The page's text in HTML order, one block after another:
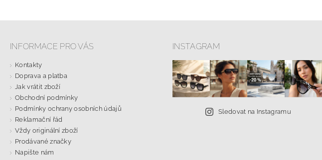
INFORMACE PRO VÁS
Kontakty
Doprava a platba
Jak vrátit zboží
Obchodní podmínky
Podmínky ochrany osobních údajů
Reklamační řád
Vždy originální zboží
Prodávané značky
Napište nám
INSTAGRAM
Sledovat na Instagramu